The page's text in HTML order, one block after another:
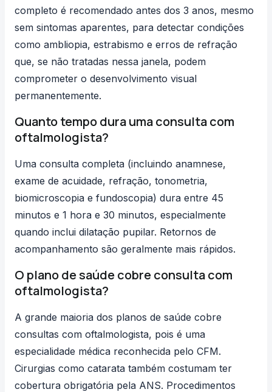
completo é recomendado antes dos 3 anos, mesmo
sem sintomas aparentes, para detectar condições
como ambliopia, estrabismo e erros de refração
que, se não tratadas nessa janela, podem
comprometer o desenvolvimento visual
permanentemente.
Quanto tempo dura uma consulta com
oftalmologista?
Uma consulta completa (incluindo anamnese,
exame de acuidade, refração, tonometria,
biomicroscopia e fundoscopia) dura entre 45
minutos e 1 hora e 30 minutos, especialmente
quando inclui dilatação pupilar. Retornos de
acompanhamento são geralmente mais rápidos.
O plano de saúde cobre consulta com
oftalmologista?
A grande maioria dos planos de saúde cobre
consultas com oftalmologista, pois é uma
especialidade médica reconhecida pelo CFM.
Cirurgias como catarata também costumam ter
cobertura obrigatória pela ANS. Procedimentos